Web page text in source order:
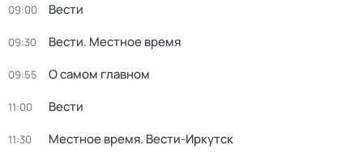
09:00 Вести
09:30 Вести. Местное время
09:55 О самом главном
11:00 Вести
11:30 Местное время. Вести-Иркутск